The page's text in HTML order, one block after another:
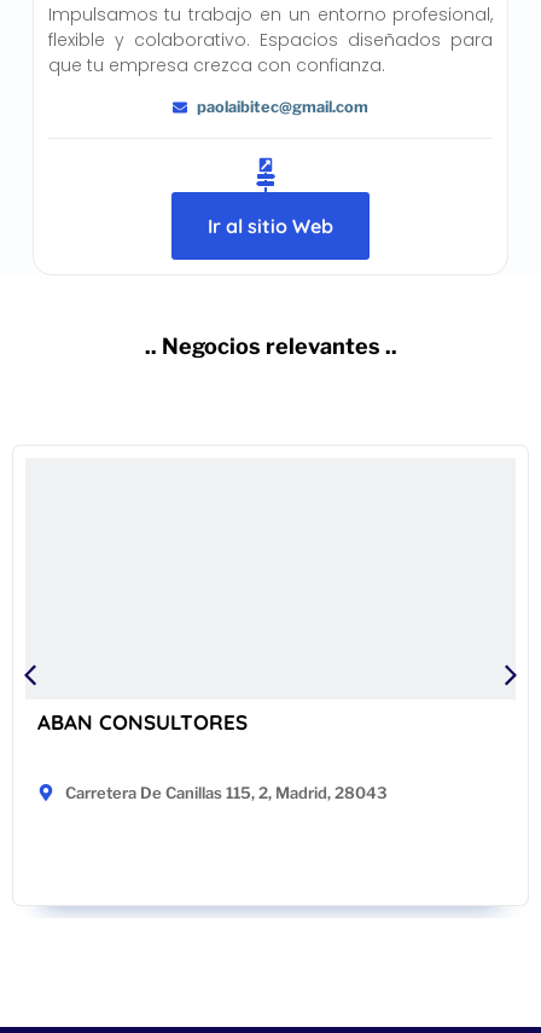
Impulsamos tu trabajo en un entorno profesional,
flexible y colaborativo. Espacios diseñados para
que tu empresa crezca con confianza.
paolaibitec@gmail.com
Ir al sitio Web
.. Negocios relevantes ..
ABAN CONSULTORES
Carretera De Canillas 115, 2, Madrid, 28043